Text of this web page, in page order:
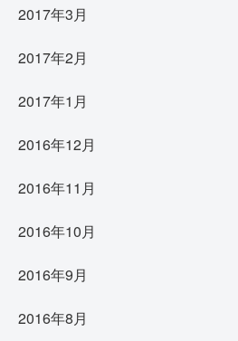
2017年3月
2017年2月
2017年1月
2016年12月
2016年11月
2016年10月
2016年9月
2016年8月